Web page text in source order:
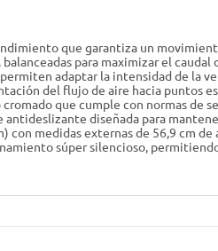
que garantiza un
para maximizar el caudal
adaptar la intensidad de la
del flujo de aire hacia puntos
que cumple con normas de
antideslizante diseñada para
con medidas externas de 56,9 cm
súper silencioso,